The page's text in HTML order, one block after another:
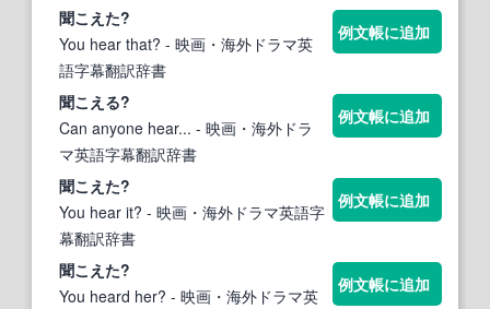
聞こえ た?
You hear that? - 映画・海外ドラマ英
語字幕翻訳辞書
例文帳に追加
聞こえ る?
Can anyone hear... - 映画・海外ドラ
マ英語字幕翻訳辞書
例文帳に追加
聞こえ た?
You hear it? - 映画・海外ドラマ英語字
幕翻訳辞書
例文帳に追加
聞こえ た?
You heard her? - 映画・海外ドラマ英
例文帳に追加